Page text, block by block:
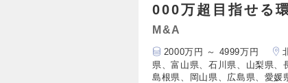
000万超目指せる
M&A
2000万円 ～ 4999万円
県、富山県、石川県、山梨県、
島根県、岡山県、広島県、愛媛